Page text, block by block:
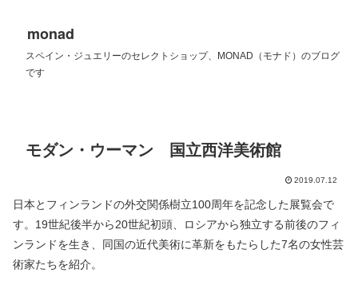
monad
スペイン・ジュエリーのセレクトショップ、MONAD（モナド）のブログ
です
モダン・ウーマン 国立西洋美術館
2019.07.12
日本とフィンランドの外交関係樹立100周年を記念した展覧会で
す。19世紀後半から20世紀初頭、ロシアから独立する前後のフィ
ンランドを生き、同国の近代美術に革新をもたらした7名の女性芸
術家たちを紹介。